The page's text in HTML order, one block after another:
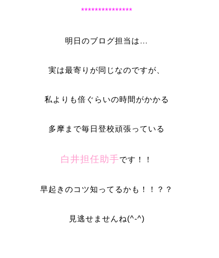
***************
明日のブログ担当は…
実は最寄りが同じなのですが、
私よりも倍ぐらいの時間がかかる
多摩まで毎日登校頑張っている
白井担任助手です！！
早起きのコツ知ってるかも！！？？
見逃せませんね(^-^)